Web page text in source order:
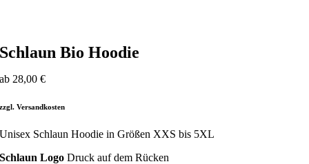
Schlaun Bio Hoodie
ab 28,00€
zzgl. Versandkosten
Unisex Schlaun Hoodie in Größen XXS bis 5XL
Schlaun Logo Druck auf dem Rücken